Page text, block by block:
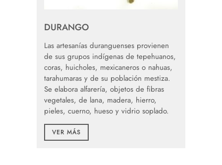
DURANGO
Las artesanías duranguenses provienen
de sus grupos indígenas de tepehuanos,
coras, huicholes, mexicaneros o nahuas,
tarahumaras y de su población mestiza.
Se elabora alfarería, objetos de fibras
vegetales, de lana, madera, hierro,
pieles, cuerno, hueso y vidrio soplado.
VER MÁS